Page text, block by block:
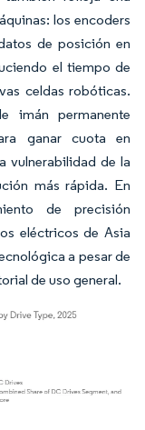
los encoders
de posición en
el tiempo de
celdas robóticas.
imán permanente
ganar cuota en
vulnerabilidad de la
más rápida. En
de precisión
eléctricos de Asia
a pesar de
de uso general.